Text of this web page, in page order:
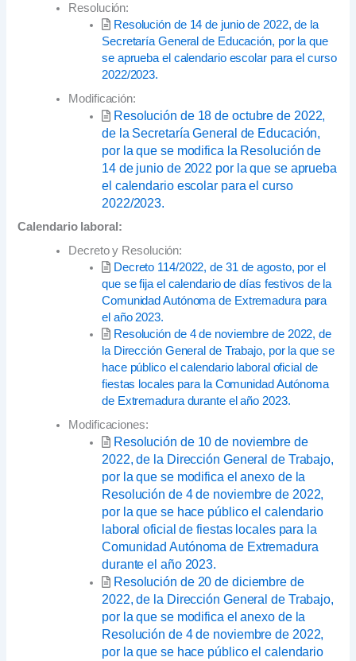
Resolución:
Resolución de 14 de junio de 2022, de la
Secretaría General de Educación, por la que
se aprueba el calendario escolar para el curso
2022/2023.
Modificación:
Resolución de 18 de octubre de 2022,
de la Secretaría General de Educación,
por la que se modifica la Resolución de
14 de junio de 2022 por la que se aprueba
el calendario escolar para el curso
2022/2023.
Calendario laboral:
Decreto y Resolución:
Decreto 114/2022, de 31 de agosto, por el
que se fija el calendario de días festivos de la
Comunidad Autónoma de Extremadura para
el año 2023.
Resolución de 4 de noviembre de 2022, de
la Dirección General de Trabajo, por la que se
hace público el calendario laboral oficial de
fiestas locales para la Comunidad Autónoma
de Extremadura durante el año 2023.
Modificaciones:
Resolución de 10 de noviembre de
2022, de la Dirección General de Trabajo,
por la que se modifica el anexo de la
Resolución de 4 de noviembre de 2022,
por la que se hace público el calendario
laboral oficial de fiestas locales para la
Comunidad Autónoma de Extremadura
durante el año 2023.
Resolución de 20 de diciembre de
2022, de la Dirección General de Trabajo,
por la que se modifica el anexo de la
Resolución de 4 de noviembre de 2022,
por la que se hace público el calendario